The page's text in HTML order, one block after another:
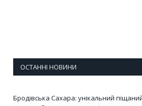
ОСТАННІ НОВИНИ
Бродівська Сахара: унікальний